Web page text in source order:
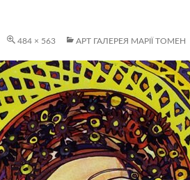
484 × 563 АРТ ГАЛЕРЕЯ МАРІЇ ТОМЕН